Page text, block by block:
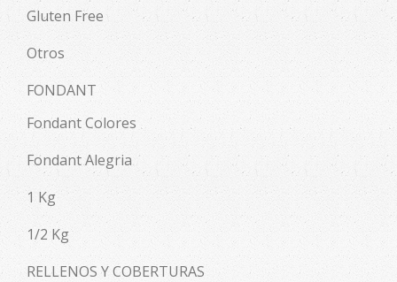
Gluten Free
Otros
FONDANT
Fondant Colores
Fondant Alegria
1 Kg
1/2 Kg
RELLENOS Y COBERTURAS